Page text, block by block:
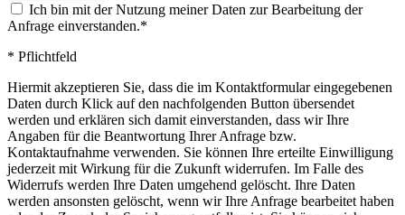
Ich bin mit der Nutzung meiner Daten zur Bearbeitung der
Anfrage einverstanden.*
* Pflichtfeld
Hiermit akzeptieren Sie, dass die im Kontaktformular eingegebenen
Daten durch Klick auf den nachfolgenden Button übersendet
werden und erklären sich damit einverstanden, dass wir Ihre
Angaben für die Beantwortung Ihrer Anfrage bzw.
Kontaktaufnahme verwenden. Sie können Ihre erteilte Einwilligung
jederzeit mit Wirkung für die Zukunft widerrufen. Im Falle des
Widerrufs werden Ihre Daten umgehend gelöscht. Ihre Daten
werden ansonsten gelöscht, wenn wir Ihre Anfrage bearbeitet haben